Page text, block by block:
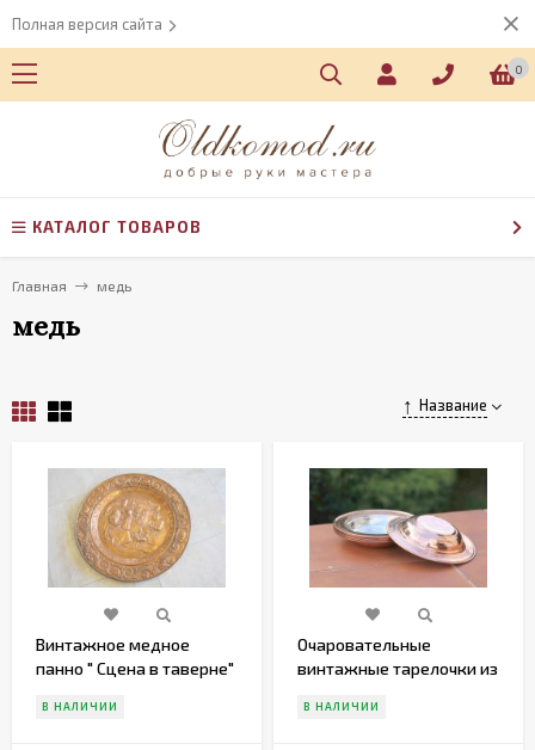
Полная версия сайта
0
КАТАЛОГ ТОВАРОВ
Главная медь
медь
Название
Винтажное медное
панно " Сцена в таверне"
В НАЛИЧИИ
Очаровательные
винтажные тарелочки из
В НАЛИЧИИ